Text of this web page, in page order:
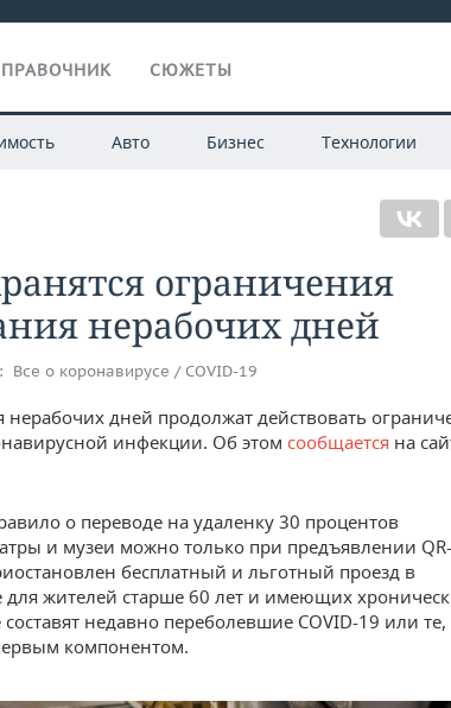
СЮЖЕТЫ
Авто Бизнес Технологии
ограничения
нерабочих дней
Все о коронавирусе / COVID-19
дней продолжат действовать
инфекции. Об этом сообщается на
о переводе на удаленку 30 процентов
и музеи можно только при предъявлении QR-
бесплатный и льготный проезд в
для жителей старше 60 лет и имеющих
недавно переболевшие COVID-19 или те,
компонентом.